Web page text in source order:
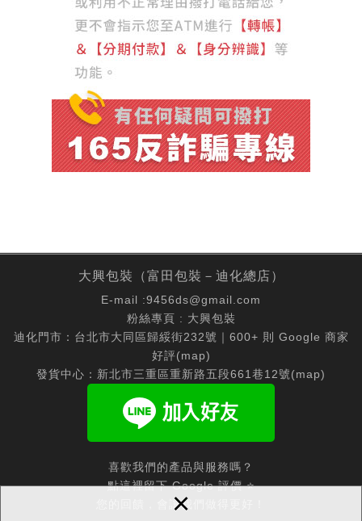
×
大興包裝（富田包裝－迪化總店）
E-mail :9456ds@gmail.com
粉絲專頁 : 大興包裝
迪化門市：台北市大同區歸綏街232號｜600+ 則 Google 商家
好評(map)
發貨中心：新北市三重區重新路五段661巷12號(map)
喜歡我們的產品與服務嗎？
點這裡留下 Google 評價 ⭐
您的回饋，會讓我們做得更好！